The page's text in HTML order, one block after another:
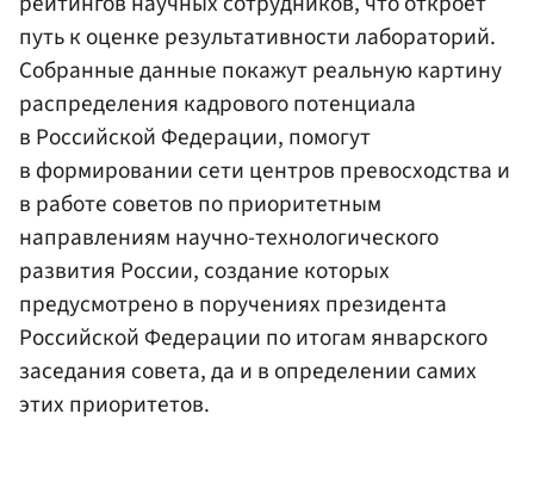
путь к оценке результативности лабораторий.
Собранные данные покажут реальную картину
распределения кадрового потенциала
в Российской Федерации, помогут
в формировании сети центров превосходства и
в работе советов по приоритетным
направлениям научно-технологического
развития России, создание которых
предусмотрено в поручениях президента
Российской Федерации по итогам январского
заседания совета, да и в определении самих
этих приоритетов.